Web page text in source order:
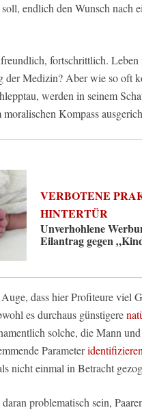
endlich den Wunsch nach
fortschrittlich.
der Medizin? Aber wie so oft
werden in seinem
Kompass
VERBOTENE
HINTERTÜR
Unverhohlene
Eilantrag gegen
dass hier Profiteure viel
es durchaus günstigere
solche, die Mann
Parameter
nicht einmal in Betracht
problematisch sein,